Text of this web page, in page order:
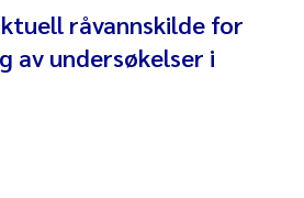
råvannskilde for
av undersøkelser i